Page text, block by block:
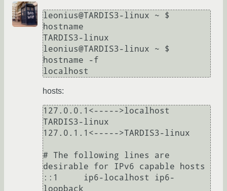
leonius@TARDIS3-linux ~ $
hostname
TARDIS3-linux
leonius@TARDIS3-linux ~ $
hostname -f
hosts:
127.0.0.1<----->localhost
TARDIS3-linux
127.0.1.1<----->TARDIS3-linux
# The following lines are
desirable for IPv6 capable hosts
::1     ip6-localhost ip6-
loopback